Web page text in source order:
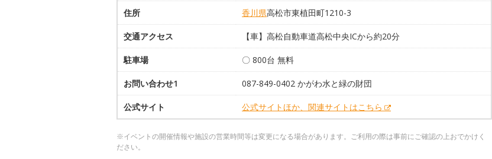
住所 香川県高松市東植田町1210-3
交通アクセス 【車】高松自動車道高松中央ICから約20分
駐車場 〇 800台 無料
お問い合わせ1 087-849-0402 かがわ水と緑の財団
公式サイト 公式サイトほか、関連サイトはこちら
※イベントの開催情報や施設の営業時間等は変更になる場合があります。ご利用の際は事前にご確認の上おでかけく
ださい。